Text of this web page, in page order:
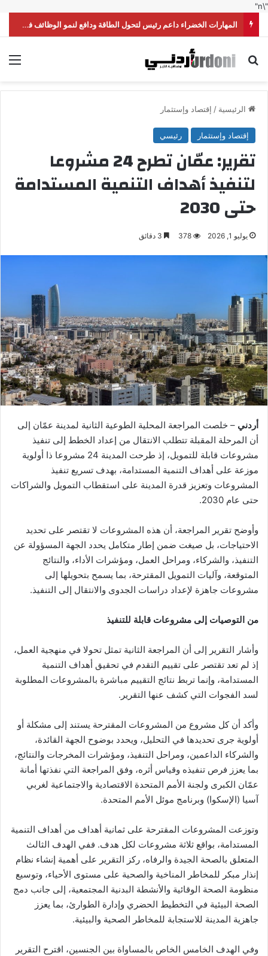
"\n"
المهارات الخضراء داعم رئيس لتحول الطاقة ودافع لنمو الوظائف في الأردن
بحث عن
الرئيسية / إقتصاد وإستثمار
إقتصاد وإستثمار رئيسي
تقرير: عمّان تطرح 24 مشروعا
لتنفيذ أهداف التنمية المستدامة
حتى 2030
يوليو 1, 2026 378
أردني – خلصت المراجعة المحلية الطوعية الثانية لمدينة عمّان إلى
أن المرحلة المقبلة تتطلب الانتقال من إعداد الخطط إلى تنفيذ
مشروعات قابلة للتمويل، إذ طرحت المدينة 24 مشروعا ذا أولوية
موزعة على أهداف التنمية المستدامة، بهدف تسريع تنفيذ
المشروعات وتعزيز قدرة المدينة على استقطاب التمويل والشراكات
حتى عام 2030.
وأوضح تقرير المراجعة، أن هذه المشروعات لا تقتصر على تحديد
الاحتياجات، بل صيغت ضمن إطار متكامل يحدد الجهة المسؤولة عن
التنفيذ، والشركاء، ومراحل العمل، ومؤشرات الأداء، والنتائج
المتوقعة، وآليات التمويل المقترحة، بما يسمح بتحويلها إلى
مشروعات جاهزة لإعداد دراسات الجدوى والانتقال إلى التنفيذ.
من التوصيات إلى مشروعات قابلة للتنفيذ
وأشار التقرير إلى أن المراجعة الثانية تمثل تحولا في منهجية العمل،
إذ لم تعد تقتصر على تقييم التقدم في تحقيق أهداف التنمية
المستدامة، وإنما تربط نتائج التقييم مباشرة بالمشروعات المطلوبة
لسد الفجوات التي كشف عنها التقرير.
وأكد أن كل مشروع من المشروعات المقترحة يستند إلى مشكلة أو
أولوية جرى تحديدها في التحليل، ويحدد بوضوح الجهة القائدة،
والشركاء الداعمين، ومراحل التنفيذ، ومؤشرات المخرجات والنتائج،
بما يعزز فرص تنفيذه وقياس أثره، وفق المراجعة التي نفذتها أمانة
عمّان الكبرى ولجنة الأمم المتحدة الاقتصادية والاجتماعية لغربي
آسيا (الإسكوا) وبرنامج موئل الأمم المتحدة.
وتوزعت المشروعات المقترحة على ثمانية أهداف من أهداف التنمية
المستدامة، بواقع ثلاثة مشروعات لكل هدف. ففي الهدف الثالث
المتعلق بالصحة الجيدة والرفاه، ركز التقرير على أهمية إنشاء نظام
إنذار مبكر للمخاطر المناخية والصحية على مستوى الأحياء، وتوسيع
منظومة الصحة الوقائية والأنشطة البدنية المجتمعية، إلى جانب دمج
الصحة البيئية في التخطيط الحضري وإدارة الطوارئ، بما يعزز
جاهزية المدينة للاستجابة للمخاطر الصحية والبيئية.
وفي الهدف الخامس الخاص بالمساواة بين الجنسين، اقترح التقرير